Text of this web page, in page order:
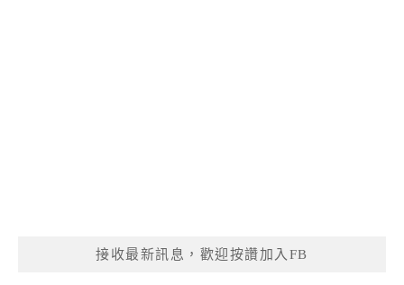
接收最新訊息，歡迎按讚加入FB